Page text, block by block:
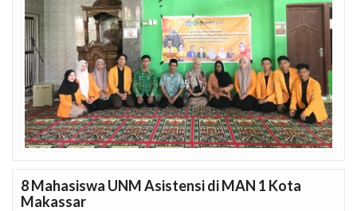
8 Mahasiswa UNM Asistensi di MAN 1 Kota
Makassar